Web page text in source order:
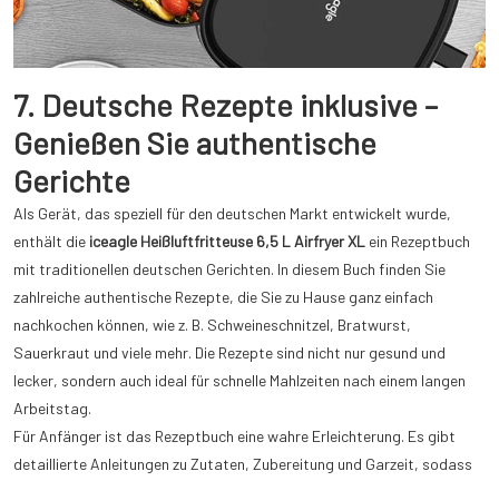
7. Deutsche Rezepte inklusive –
Genießen Sie authentische
Gerichte
Als Gerät, das speziell für den deutschen Markt entwickelt wurde,
enthält die iceagle Heißluftfritteuse 6,5 L Airfryer XL ein Rezeptbuch
mit traditionellen deutschen Gerichten. In diesem Buch finden Sie
zahlreiche authentische Rezepte, die Sie zu Hause ganz einfach
nachkochen können, wie z. B. Schweineschnitzel, Bratwurst,
Sauerkraut und viele mehr. Die Rezepte sind nicht nur gesund und
lecker, sondern auch ideal für schnelle Mahlzeiten nach einem langen
Arbeitstag.
Für Anfänger ist das Rezeptbuch eine wahre Erleichterung. Es gibt
detaillierte Anleitungen zu Zutaten, Zubereitung und Garzeit, sodass